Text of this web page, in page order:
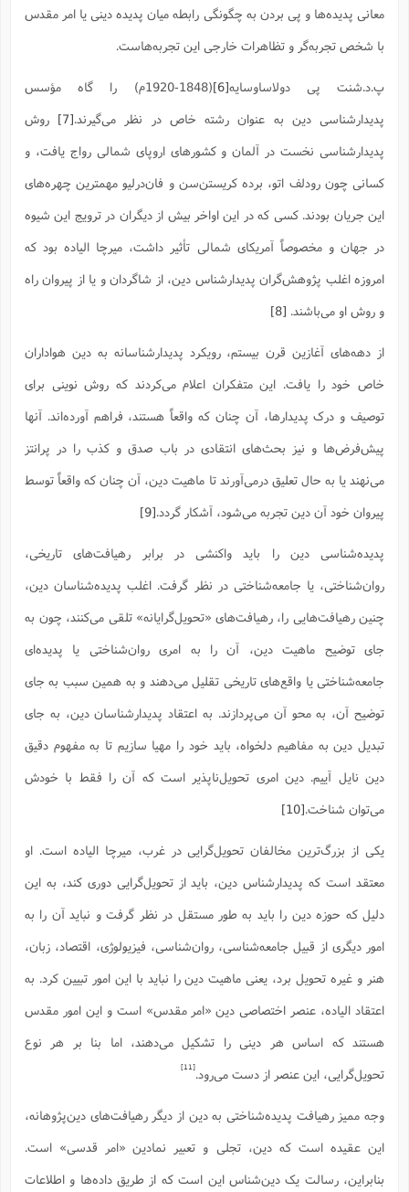
معانی پدیده‌ها و پی بردن به چگونگی رابطه میان پدیده دینی یا امر مقدس
با شخص تجربه‌گر و تظاهرات خارجی این تجربه‌هاست.
پ.د.شنت پی دولاساوسایه[6]
(1848-1920م) را گاه مؤسس
پدیدارشناسی دین به عنوان رشته خاص در نظر می‌گیرند.[7]
روش
پدیدارشناسی نخست در آلمان و کشورهای اروپای شمالی رواج یافت، و
کسانی چون رودلف اتو، برده کریستن‌سن و فان‌درلیو مهمترین چهره‌های
این جریان بودند. کسی که در این اواخر بیش از دیگران در ترویج این شیوه
در جهان و مخصوصاً آمریکای شمالی تأثیر داشت، میرچا الیاده بود که
امروزه اغلب پژوهش‌گران پدیدارشناس دین، از شاگردان و یا از پیروان راه
و روش او می‌باشند.
از دهه‌های آغازین قرن بیستم، رویکرد پدیدارشناسانه به دین هواداران
خاص خود را یافت. این متفکران اعلام می‌کردند که روش نوینی برای
توصیف و درک پدیدارها، آن چنان که واقعاً هستند، فراهم آورده‌اند. آنها
پیش‌فرض‌ها و نیز بحث‌های انتقادی در باب صدق و کذب را در پرانتز
می‌نهند یا به حال تعلیق درمی‌آورند تا ماهیت دین، آن چنان که واقعاً توسط
پیروان خود آن دین تجربه می‌شود، آشکار گردد.[9]
پدیده‌شناسی دین را باید واکنشی در برابر رهیافت‌های تاریخی،
روان‌شناختی، یا جامعه‌شناختی در نظر گرفت. اغلب پدیده‌شناسان دین،
چنین رهیافت‌هایی را، رهیافت‌های «تحویل‌گرایانه» تلقی می‌کنند، چون به
جای توضیح ماهیت دین، آن را به امری روان‌شناختی یا پدیده‌ای
جامعه‌شناختی یا واقع‌های تاریخی تقلیل می‌دهند و به همین سبب به جای
توضیح آن، به محو آن می‌پردازند. به اعتقاد پدیدارشناسان دین، به جای
تبدیل دین به مفاهیم دلخواه، باید خود را مهیا سازیم تا به مفهوم دقیق
دین نایل آییم. دین امری تحویل‌ناپذیر است که آن را فقط با خودش
می‌توان شناخت.[10]
یکی از بزرگ‌ترین مخالفان تحویل‌گرایی در غرب، میرچا الیاده است. او
معتقد است که پدیدارشناس دین، باید از تحویل‌گرایی دوری کند، به این
دلیل که حوزه دین را باید به طور مستقل در نظر گرفت و نباید آن را به
امور دیگری از قبیل جامعه‌شناسی، روان‌شناسی، فیزیولوژی، اقتصاد، زبان،
هنر و غیره تحویل برد، یعنی ماهیت دین را نباید با این امور تبیین کرد. به
اعتقاد الیاده، عنصر اختصاصی دین «امر مقدس» است و این امور مقدس
هستند که اساس هر دینی را تشکیل می‌دهند، اما بنا بر هر نوع
تحویل‌گرایی، این عنصر از دست می‌رود.
وجه ممیز رهیافت پدیده‌شناختی به دین از دیگر رهیافت‌های دین‌پژوهانه،
این عقیده است که دین، تجلی و تعبیر نمادین «امر قدسی» است.
بنابراین، رسالت یک دین‌شناس این است که از طریق داده‌ها و اطلاعات